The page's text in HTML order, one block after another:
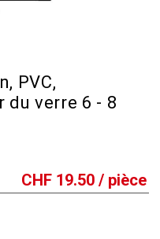
PVC,
du verre 6 - 8
CHF 19.50 / pièce